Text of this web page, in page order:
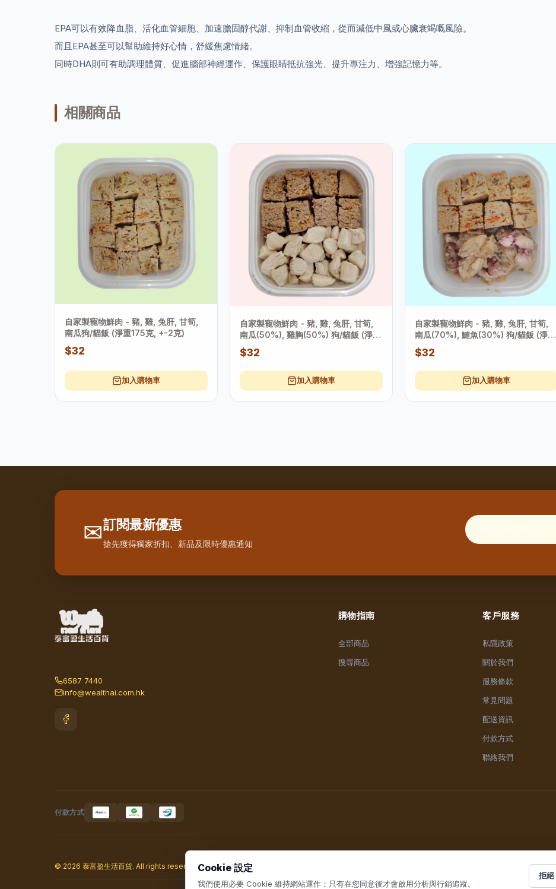
EPA可以有效降血脂、活化血管細胞、加速膽固醇代謝、抑制血管收縮，從而減低中風或心臟衰竭嘅風險。
而且EPA甚至可以幫助維持好心情，舒緩焦慮情緒。
同時DHA則可有助調理體質、促進腦部神經運作、保護眼睛抵抗強光、提升專注力、增強記憶力等。
相關商品
自家製寵物鮮肉 - 豬, 雞, 兔肝, 甘筍,
南瓜狗/貓飯 (淨重175克, +-2克)
$32
加入購物車
自家製寵物鮮肉 - 豬, 雞, 兔肝, 甘筍,
南瓜(50%), 雞胸(50%) 狗/貓飯 (淨重
175克+-2克)
$32
加入購物車
自家製寵物鮮肉 - 豬, 雞, 兔肝, 甘筍,
南瓜(70%), 鰱魚(30%) 狗/貓飯 (淨重
175克+-2克)
$32
加入購物車
✉訂閱最新優惠
搶先獲得獨家折扣、新品及限時優惠通知
6587 7440
info@wealthai.com.hk
購物指南
全部商品
搜尋商品
客戶服務
私隱政策
關於我們
服務條款
常見問題
配送資訊
付款方式
聯絡我們
付款方式
© 2026 泰富盈生活百貨. All rights reserved.Cookie 設定
我們使用必要 Cookie 維持網站運作；只有在您同意後才會啟用分析與行銷追蹤。
拒絕